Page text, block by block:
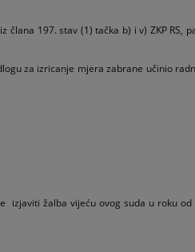
197. stav (1) tačka b) i v) ZKP RS,
za izricanje mjera zabrane učinio
izjaviti žalba vijeću ovog suda u roku